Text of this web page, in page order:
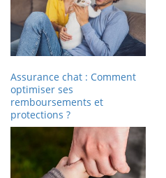
Assurance chat : Comment
optimiser ses
remboursements et
protections ?